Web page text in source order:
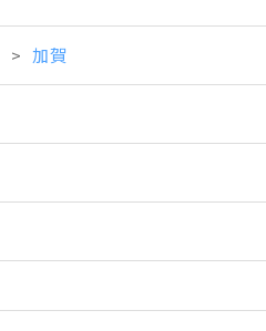
加賀